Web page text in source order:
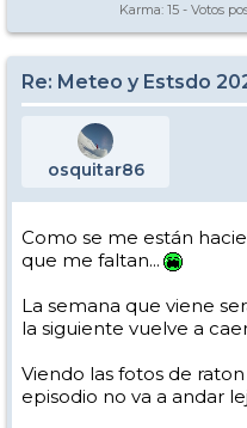
Karma: 15 - Votos
Re: Meteo y Estsdo
osquitar86
Como se me están
que me faltan...
La semana que viene
la siguiente vuelve a
Viendo las fotos de
episodio no va a andar